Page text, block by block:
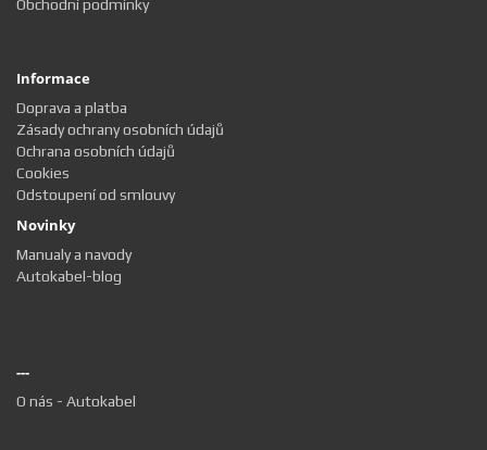
Obchodní podmínky
Informace
Doprava a platba
Zásady ochrany osobních údajů
Ochrana osobních údajů
Cookies
Odstoupení od smlouvy
Novinky
Manualy a navody
Autokabel-blog
---
O nás - Autokabel